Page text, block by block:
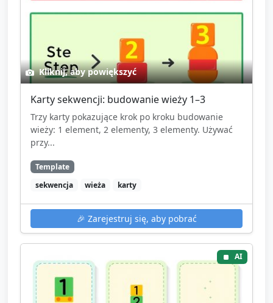
Kliknij, aby powiększyć
Karty sekwencji: budowanie wieży 1–3
Trzy karty pokazujące krok po kroku budowanie
wieży: 1 element, 2 elementy, 3 elementy. Używać
przy...
Template
sekwencja
wieża karty
🎉 Zarejestruj się, aby pobrać
AI